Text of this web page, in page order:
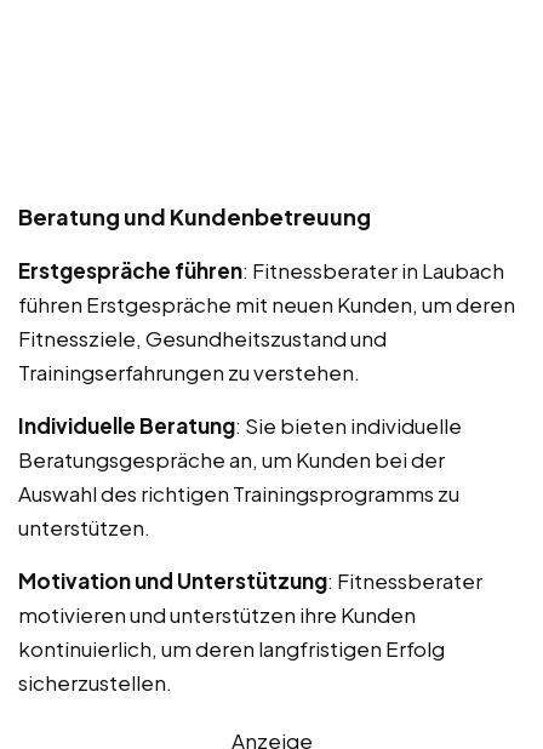
Beratung und Kundenbetreuung
Erstgespräche führen: Fitnessberater in Laubach
führen Erstgespräche mit neuen Kunden, um deren
Fitnessziele, Gesundheitszustand und
Trainingserfahrungen zu verstehen.
Individuelle Beratung: Sie bieten individuelle
Beratungsgespräche an, um Kunden bei der
Auswahl des richtigen Trainingsprogramms zu
unterstützen.
Motivation und Unterstützung: Fitnessberater
motivieren und unterstützen ihre Kunden
kontinuierlich, um deren langfristigen Erfolg
sicherzustellen.
Anzeige